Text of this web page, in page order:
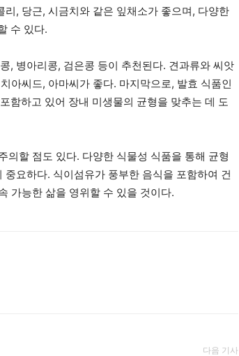
, 당근, 시금치와 같은 잎채소가 좋으며, 다양한
수 있다.
, 병아리콩, 검은콩 등이 추천된다. 견과류와 씨앗
아씨드, 아마씨가 좋다. 마지막으로, 발효 식품인
함하고 있어 장내 미생물의 균형을 맞추는 데 도
의할 점도 있다. 다양한 식물성 식품을 통해 균형
요하다. 식이섬유가 풍부한 음식을 포함하여 건
가능한 삶을 영위할 수 있을 것이다.
다음 기사